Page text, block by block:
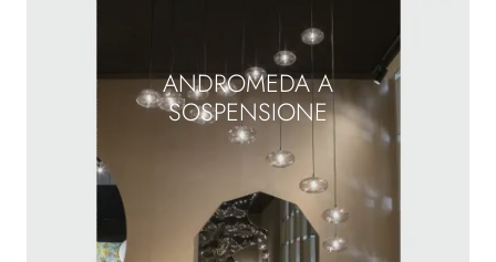
ANDROMEDA A
SOSPENSIONE